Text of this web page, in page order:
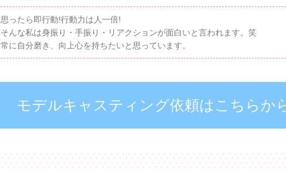
思ったら即行動!行動力は人一倍!
そんな私は身振り・手振り・リアクションが面白いと言われます。笑
常に自分磨き、向上心を持ちたいと思っています。
モデルキャスティング依頼はこちらか